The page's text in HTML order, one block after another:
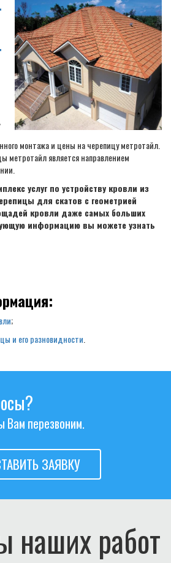
монтажа и цены на черепицу метротайл.
метротайл является направлением
услуг по устройству кровли из
для скатов с геометрией
кровли даже самых больших
информацию вы можете узнать
;
и его разновидности
Вам перезвоним.
ЗАЯВКУ
наших работ